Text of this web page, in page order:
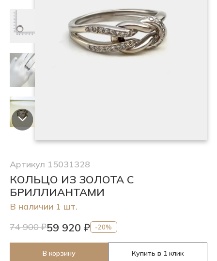
Артикул 15031328
КОЛЬЦО ИЗ ЗОЛОТА С
БРИЛЛИАНТАМИ
В наличии 1 шт.
74 900 ₽59 920 ₽ -20%
В корзину Купить в 1 клик